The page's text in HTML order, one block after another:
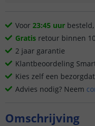
Voor 23:45 uur besteld,
Gratis retour binnen
2 jaar garantie
Klantbeoordeling
Kies zelf een
Advies nodig? Neem
Omschrijving